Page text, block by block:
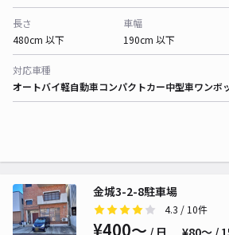
長さ
480cm 以下
車幅
190cm 以下
対応車種
オートバイ軽自動車コンパクトカー中型車ワンボ
金城3-2-8駐車場
4.3 / 10件
¥400〜 / 日 ¥80〜 /